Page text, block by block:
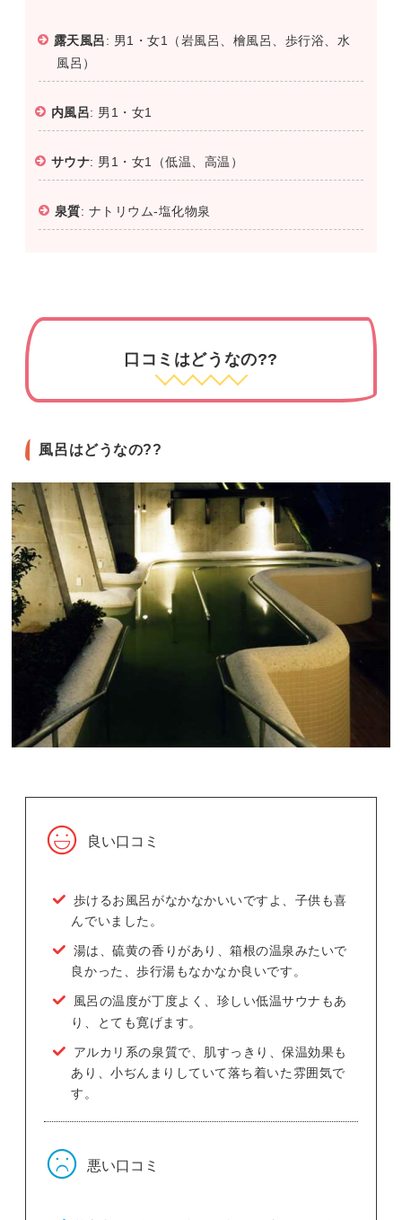
露天風呂: 男1・女1（岩風呂、檜風呂、歩行浴、水
風呂）
内風呂: 男1・女1
サウナ: 男1・女1（低温、高温）
泉質: ナトリウム-塩化物泉
口コミはどうなの??
風呂はどうなの??
良い口コミ
歩けるお風呂がなかなかいいですよ、子供も喜
んでいました。
湯は、硫黄の香りがあり、箱根の温泉みたいで
良かった、歩行湯もなかなか良いです。
風呂の温度が丁度よく、珍しい低温サウナもあ
り、とても寛げます。
アルカリ系の泉質で、肌すっきり、保温効果も
あり、小ぢんまりしていて落ち着いた雰囲気で
す。
悪い口コミ